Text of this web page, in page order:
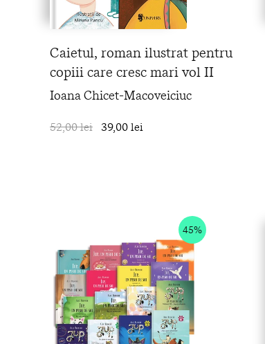
Caietul, roman ilustrat pentru
copiii care cresc mari vol II
Ioana Chicet-Macoveiciuc
52,00 lei 39,00 lei
45%